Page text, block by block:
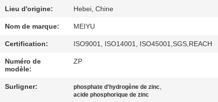
DE
L'USINE
CONTRÔLE
LA
Lieu d'origine: Hebei, Chine
Nom de marque: MEIYU
Certification: ISO9001, ISO14001, ISO45001,SGS,REACH
Numéro de
modèle:
ZP
Surligner: phosphate d'hydrogène de zinc,
acide phosphorique de zinc